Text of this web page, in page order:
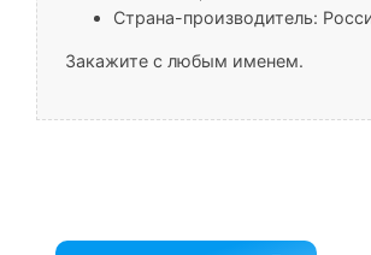
Страна-производитель:
Закажите с любым именем.